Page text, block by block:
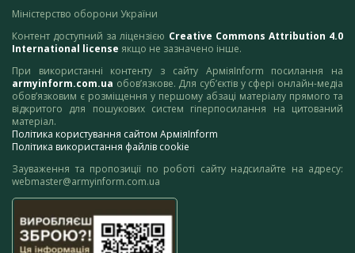
Міністерство оборони України
Контент доступний за ліцензією Creative Commons Attribution 4.0
International license якщо не зазначено інше.
При використанні контенту з сайту АрміяInform посилання на
armyinform.com.ua обов’язкове. Для суб’єктів у сфері онлайн-медіа
обов’язковим є розміщення у першому абзаці матеріалу прямого та
відкритого для пошукових систем гіперпосилання на цитований
матеріал.
Політика користування сайтом АрміяInform
Політика використання файлів cookie
Зауваження та пропозиції по роботі сайту надсилайте на адресу:
webmaster@armyinform.com.ua